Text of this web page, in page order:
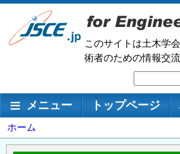
メ
ン
移
このサイトは土木学
術者のための情報交
索
メインナビゲーション
メニュー トップページ
パ
ン
ホーム